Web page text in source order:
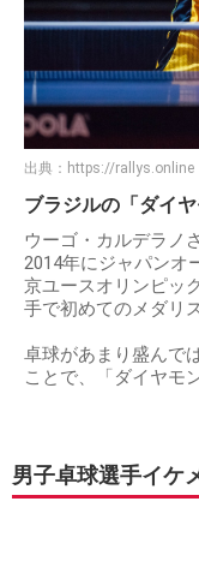
出典： https://rallys.online
ブラジルの「ダイヤ
ウーゴ・カルデラノ
2014年にジャパンオ
京ユースオリンピッ
手で初めてのメダリ
卓球があまり盛んで
ことで、「ダイヤモ
男子卓球選手イケ